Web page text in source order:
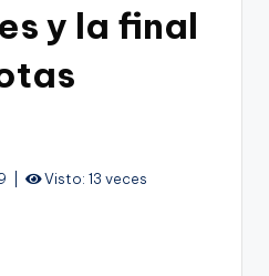
y la final
| Visto: 13 veces